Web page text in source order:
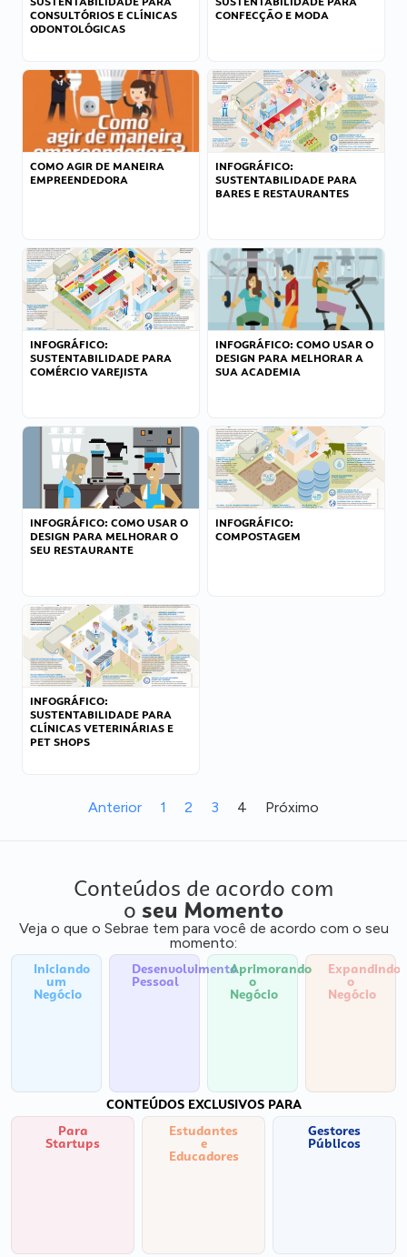
CONSULTÓRIOS E CLÍNICAS
ODONTOLÓGICAS
CONFECÇÃO E MODA
COMO AGIR DE MANEIRA
EMPREENDEDORA
INFOGRÁFICO:
SUSTENTABILIDADE PARA
BARES E RESTAURANTES
INFOGRÁFICO:
SUSTENTABILIDADE PARA
COMÉRCIO VAREJISTA
INFOGRÁFICO: COMO USAR O
DESIGN PARA MELHORAR A
SUA ACADEMIA
INFOGRÁFICO: COMO USAR O
DESIGN PARA MELHORAR O
SEU RESTAURANTE
INFOGRÁFICO:
COMPOSTAGEM
INFOGRÁFICO:
SUSTENTABILIDADE PARA
CLÍNICAS VETERINÁRIAS E
PET SHOPS
Anterior 1 2 3 4 Próximo
Conteúdos de acordo com
o seu Momento
Veja o que o Sebrae tem para você de acordo com o seu
momento:
Iniciando
um
Negócio
Desenvolvimento
Pessoal
Aprimorando
o
Negócio
Expandindo
o
Negócio
CONTEÚDOS EXCLUSIVOS PARA
Para
Startups
Estudantes
e
Educadores
Gestores
Públicos